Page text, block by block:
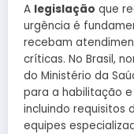
A legislação que
urgência é
recebam
críticas. No Brasil,
do Ministério da
para a habilitação
incluindo requisitos
equipes